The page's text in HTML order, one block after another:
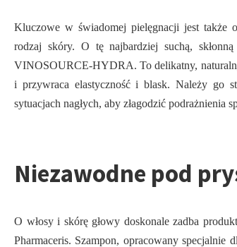
Kluczowe w świadomej pielęgnacji jest także
rodzaj skóry. O tę najbardziej suchą,
VINOSOURCE-HYDRA. To delikatny,
i przywraca elastyczność i blask. Należy go
sytuacjach nagłych, aby złagodzić podrażnienia
Niezawodne pod
O włosy i skórę głowy doskonale zadba
Pharmaceris. Szampon, opracowany specjalnie